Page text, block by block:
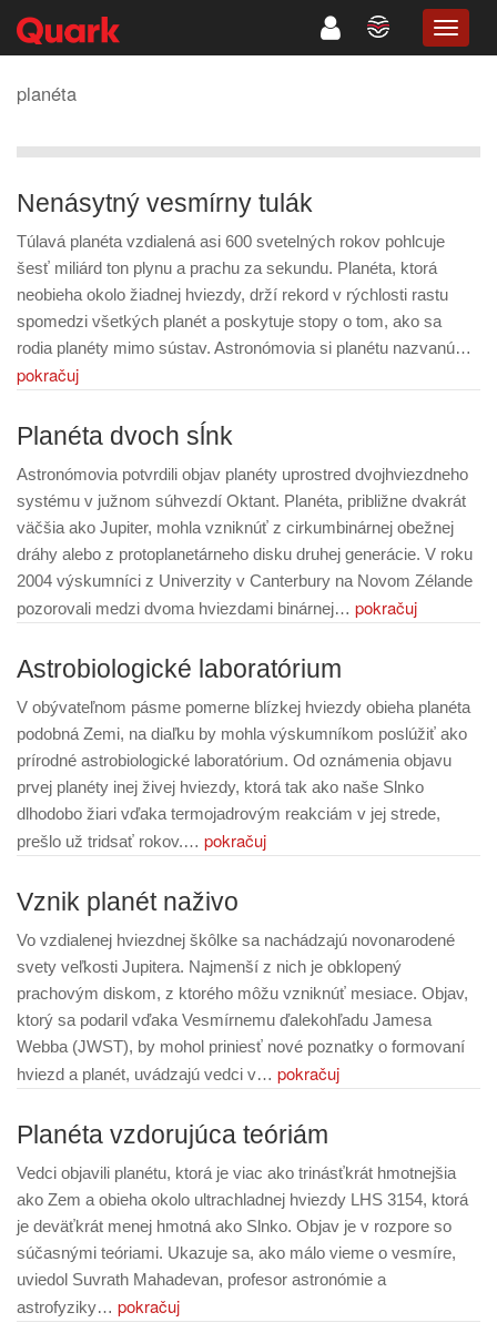
planéta
Nenásytný vesmírny tulák
Túlavá planéta vzdialená asi 600 svetelných rokov pohlcuje
šesť miliárd ton plynu a prachu za sekundu. Planéta, ktorá
neobieha okolo žiadnej hviezdy, drží rekord v rýchlosti rastu
spomedzi všetkých planét a poskytuje stopy o tom, ako sa
rodia planéty mimo sústav. Astronómovia si planétu nazvanú…
pokračuj
Planéta dvoch sĺnk
Astronómovia potvrdili objav planéty uprostred dvojhviezdneho
systému v južnom súhvezdí Oktant. Planéta, približne dvakrát
väčšia ako Jupiter, mohla vzniknúť z cirkumbinárnej obežnej
dráhy alebo z protoplanetárneho disku druhej generácie. V roku
2004 výskumníci z Univerzity v Canterbury na Novom Zélande
pozorovali medzi dvoma hviezdami binárnej… pokračuj
Astrobiologické laboratórium
V obývateľnom pásme pomerne blízkej hviezdy obieha planéta
podobná Zemi, na diaľku by mohla výskumníkom poslúžiť ako
prírodné astrobiologické laboratórium. Od oznámenia objavu
prvej planéty inej živej hviezdy, ktorá tak ako naše Slnko
dlhodobo žiari vďaka termojadrovým reakciám v jej strede,
prešlo už tridsať rokov.… pokračuj
Vznik planét naživo
Vo vzdialenej hviezdnej škôlke sa nachádzajú novonarodené
svety veľkosti Jupitera. Najmenší z nich je obklopený
prachovým diskom, z ktorého môžu vzniknúť mesiace. Objav,
ktorý sa podaril vďaka Vesmírnemu ďalekohľadu Jamesa
Webba (JWST), by mohol priniesť nové poznatky o formovaní
hviezd a planét, uvádzajú vedci v… pokračuj
Planéta vzdorujúca teóriám
Vedci objavili planétu, ktorá je viac ako trinásťkrát hmotnejšia
ako Zem a obieha okolo ultrachladnej hviezdy LHS 3154, ktorá
je deväťkrát menej hmotná ako Slnko. Objav je v rozpore so
súčasnými teóriami. Ukazuje sa, ako málo vieme o vesmíre,
uviedol Suvrath Mahadevan, profesor astronómie a
astrofyziky… pokračuj